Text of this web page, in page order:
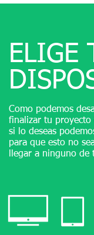
ELIGE
Como podemos
finalizar tu proyecto
si lo deseas
para que esto no
llegar a ninguno de